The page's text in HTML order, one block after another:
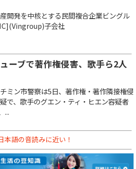
開発を中核とする民間複合企業ビングル
子会社
ーブで著作権侵害、歌手ら2人
ミン市警察は5日、著作権・著作隣接権侵
で、歌手のグエン・ティ・ヒエン容疑者
...
語の音読みに近い！